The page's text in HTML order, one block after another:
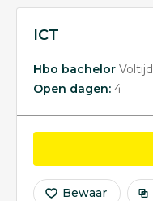
ICT
Hbo bachelor Voltijd
Open dagen: 4
Bewaar